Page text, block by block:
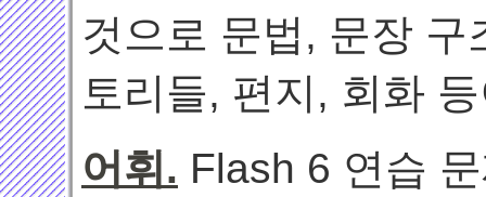
것으로 문법, 문장
토리들, 편지, 회화
어휘. Flash 6 연습